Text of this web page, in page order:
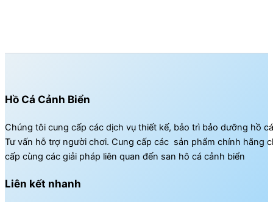
Hồ Cá Cảnh Biển
Chúng tôi cung cấp các dịch vụ thiết kế, bảo trì bảo dưỡng hồ
Tư vấn hỗ trợ người chơi. Cung cấp các sản phẩm chính hãng
cấp cùng các giải pháp liên quan đến san hô cá cảnh biển
Liên kết nhanh